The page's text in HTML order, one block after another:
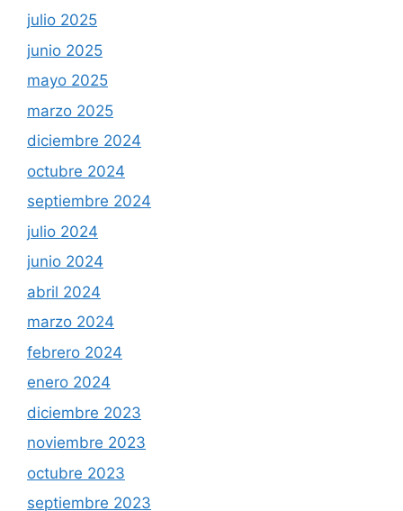
julio 2025
junio 2025
mayo 2025
marzo 2025
diciembre 2024
octubre 2024
septiembre 2024
julio 2024
junio 2024
abril 2024
marzo 2024
febrero 2024
enero 2024
diciembre 2023
noviembre 2023
octubre 2023
septiembre 2023